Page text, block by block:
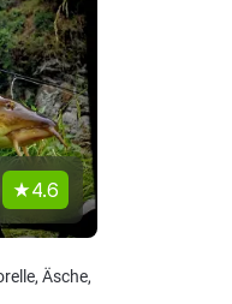
4.6
Äsche,